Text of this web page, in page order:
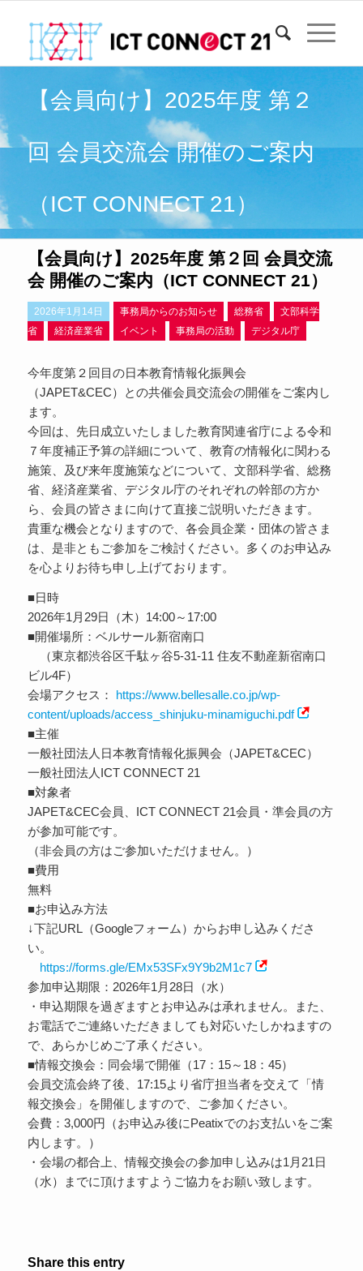
【会員向け】2025年度 第２
回 会員交流会 開催のご案内
（ICT CONNECT 21）
【会員向け】2025年度 第２回 会員交流
会 開催のご案内（ICT CONNECT 21）
2026年1月14日 事務局からのお知らせ 総務省
文部科学
省
経済産業省 イベント 事務局の活動 デジタル庁
今年度第２回目の日本教育情報化振興会
（JAPET&CEC）との共催会員交流会の開催をご案内し
ます。
今回は、先日成立いたしました教育関連省庁による令和
７年度補正予算の詳細について、教育の情報化に関わる
施策、及び来年度施策などについて、文部科学省、総務
省、経済産業省、デジタル庁のそれぞれの幹部の方か
ら、会員の皆さまに向けて直接ご説明いただきます。
貴重な機会となりますので、各会員企業・団体の皆さま
は、是非ともご参加をご検討ください。多くのお申込み
を心よりお待ち申し上げております。
■日時
2026年1月29日（木）14:00～17:00
■開催場所：ベルサール新宿南口
（東京都渋谷区千駄ヶ谷5-31-11 住友不動産新宿南口
ビル4F）
会場アクセス： https://www.bellesalle.co.jp/wp-
content/uploads/access_shinjuku-minamiguchi.pdf
■主催
一般社団法人日本教育情報化振興会（JAPET&CEC）
一般社団法人ICT CONNECT 21
■対象者
JAPET&CEC会員、ICT CONNECT 21会員・準会員の方
が参加可能です。
（非会員の方はご参加いただけません。）
■費用
無料
■お申込み方法
↓下記URL（Googleフォーム）からお申し込みくださ
い。
https://forms.gle/EMx53SFx9Y9b2M1c7
参加申込期限：2026年1月28日（水）
・申込期限を過ぎますとお申込みは承れません。また、
お電話でご連絡いただきましても対応いたしかねますの
で、あらかじめご了承ください。
■情報交換会：同会場で開催（17：15～18：45）
会員交流会終了後、17:15より省庁担当者を交えて「情
報交換会」を開催しますので、ご参加ください。
会費：3,000円（お申込み後にPeatixでのお支払いをご案
内します。）
・会場の都合上、情報交換会の参加申し込みは1月21日
（水）までに頂けますようご協力をお願い致します。
Share this entry